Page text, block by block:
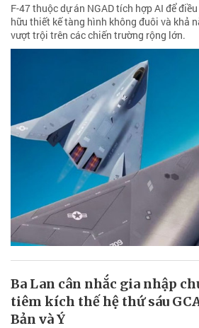
F-47 thuộc dự án NGAD tích hợp AI để
hữu thiết kế tàng hình không đuôi và khả
vượt trội trên các chiến trường rộng lớn.
Ba Lan cân nhắc gia nhập
tiêm kích thế hệ thứ sáu
Bản và Ý